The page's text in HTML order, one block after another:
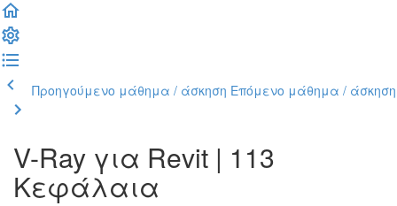
Προηγούμενο μάθημα / άσκηση Επόμενο μάθημα / άσκηση
V-Ray για Revit | 113
Κεφάλαια